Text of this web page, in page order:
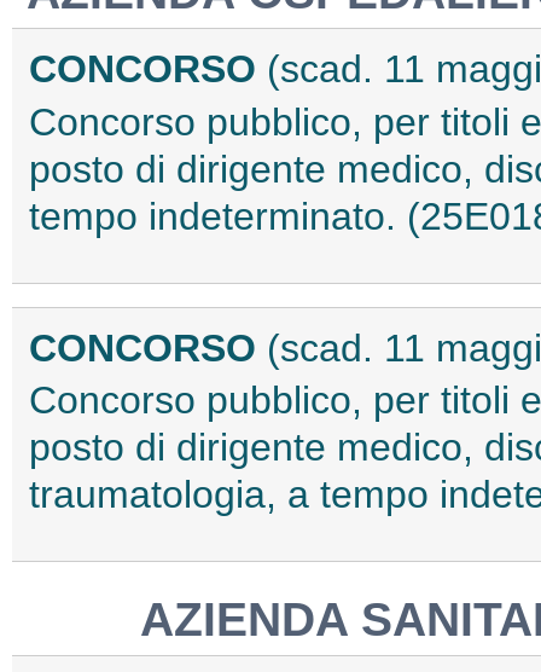
CONCORSO (scad. 11
Concorso pubblico, per titoli
posto di dirigente medico,
tempo indeterminato.
CONCORSO (scad. 11
Concorso pubblico, per titoli
posto di dirigente medico,
traumatologia, a tempo
AZIENDA